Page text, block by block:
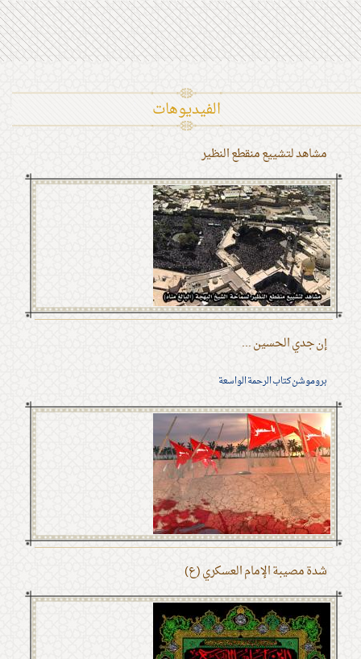
الفیدیوهات
مشاهد لتشييع منقطع النظير
إن جدي الحسين ...
بروموشن كتاب الرحمة الواسعة
شدة مصيبة الإمام العسكري (ع)